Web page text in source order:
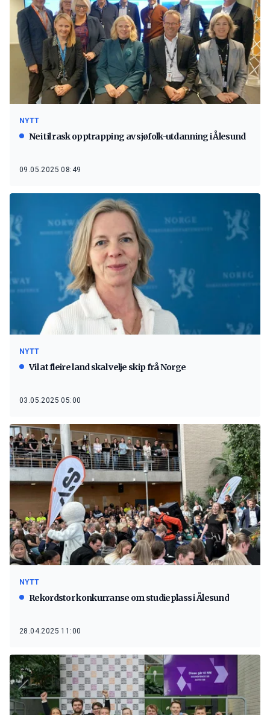
NYTT
Nei til rask opptrapping av sjøfolk-utdanning i Ålesund
09.05.2025 08:49
NYTT
Vil at fleire land skal velje skip frå Norge
03.05.2025 05:00
NYTT
Rekordstor konkurranse om studieplass i Ålesund
28.04.2025 11:00